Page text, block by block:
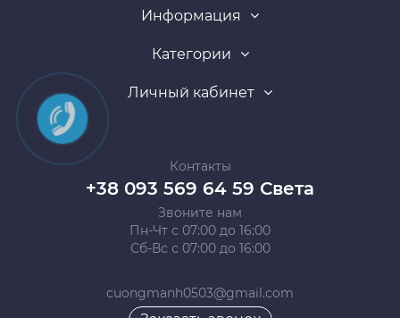
Информация
Категории
Личный кабинет
Контакты
+38 093 569 64 59 Света
Звоните нам
Пн-Чт с 07:00 до 16:00
Сб-Вс с 07:00 до 16:00
cuongmanh0503@gmail.com